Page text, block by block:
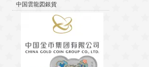
中国雲龍図銀貨